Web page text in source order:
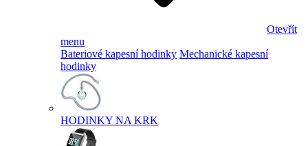
Otevřít
menu
Bateriové kapesní hodinky Mechanické kapesní
hodinky
HODINKY NA KRK